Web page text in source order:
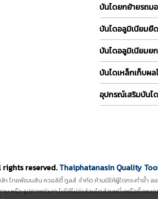
บันไดยกย้ายรถม
บันไดอลูมิเนียมยื
บันไดอลูมิเนียมย
บันไดเหล็กเก็บผล
อุปกรณ์เสริมบันได
reserved.Thaiphatanasin Quality
ไทยพัฒนสิน ควอลิตี้ ทูลส์ จำกัด ห้ามมิให้ผู้ใดกระทำซ้ำ ล
ม หรือ รูปภาพต่างๆ ไปใช้ไม่ว่าส่วนใดส่วนหนึ่งหรือทั้งหม